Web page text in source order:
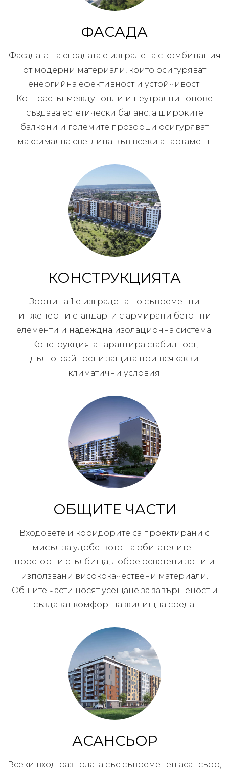
ФАСАДА
Фасадата на сградата е изградена с комбинация
от модерни материали, които осигуряват
енергийна ефективност и устойчивост.
Контрастът между топли и неутрални тонове
създава естетически баланс, а широките
балкони и големите прозорци осигуряват
максимална светлина във всеки апартамент.
КОНСТРУКЦИЯТА
Зорница 1 е изградена по съвременни
инженерни стандарти с армирани бетонни
елементи и надеждна изолационна система.
Конструкцията гарантира стабилност,
дълготрайност и защита при всякакви
климатични условия.
ОБЩИТЕ ЧАСТИ
Входовете и коридорите са проектирани с
мисъл за удобството на обитателите –
просторни стълбища, добре осветени зони и
използвани висококачествени материали.
Общите части носят усещане за завършеност и
създават комфортна жилищна среда.
АСАНСЬОР
Всеки вход разполага със съвременен асансьор,